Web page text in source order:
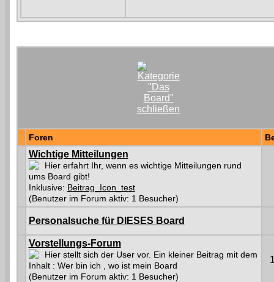
Foren
Wichtige Mitteilungen
Hier erfahrt Ihr, wenn es wichtige Mitteilungen rund
ums Board gibt!
Inklusive: Beitrag_Icon_test
(Benutzer im Forum aktiv: 1 Besucher)
Personalsuche für DIESES Board
Vorstellungs-Forum
Hier stellt sich der User vor. Ein kleiner Beitrag mit dem
Inhalt : Wer bin ich , wo ist mein Board
(Benutzer im Forum aktiv: 1 Besucher)